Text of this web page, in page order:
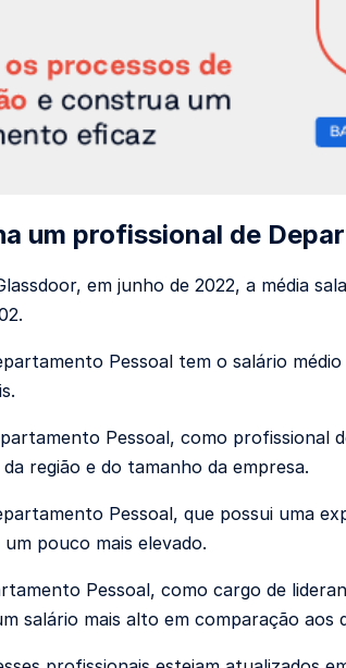
um profissional de
em junho de 2022, a média
Pessoal tem o salário
Pessoal, como profissional
região e do tamanho da empresa.
Pessoal, que possui uma
pouco mais elevado.
Pessoal, como cargo de
salário mais alto em comparação aos